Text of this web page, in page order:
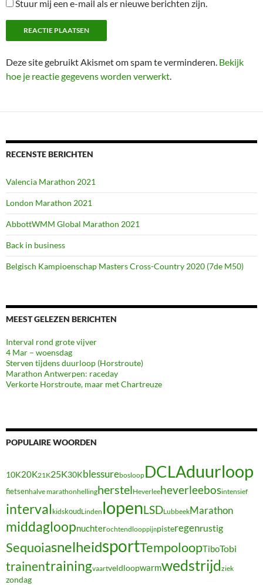
Stuur mij een e-mail als er nieuwe berichten zijn.
Deze site gebruikt Akismet om spam te verminderen. Bekijk
hoe je reactie gegevens worden verwerkt.
RECENSTE BERICHTEN
Valencia Marathon 2021
London Marathon 2021
AbbottWMM Global Marathon 2021
Back in business
Belgisch Kampioenschap Masters Cross-Country 2020 (7de M50)
MEEST GELEZEN BERICHTEN
Interval rond grote vijver
4 Mar – woensdag
Sterven tijdens duurloop (Horstroute)
Marathon Antwerpen: raceday
Verkorte Horstroute, maar met Chartreuze
POPULAIRE WOORDEN
10K20K21K25K30KblessurebosloopDCLAduurloop
fietsenhalve marathonhellingherstelHeverleeheverleebosintensief
interval kidskoudLinden lopenLSDLubbeekMarathon
middagloopnuchterochtendlooppijnpisteregenrustig
SequoiasnelheidsportTempoloopTiboTobi
trainentrainingvaartveldloopwarmwedstrijdziek
zondag